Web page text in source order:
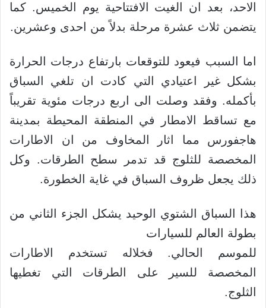
الاحد، بعد ان الغيت الافتتاحية يوم الخميس. كما
يتضمن ثلاث عشرة مرحلة بدلاً من احدى وعشرين.
اما السبب فيعود للتوقعات بارتفاع درجات الحرارة
بشكل غير اعتيادي التي كادت ان تلغي السباق
بأكمله. وفقد وصلت الى اربع درجات مئوية تقريباً
مع تساقط الامطار في المنطقة المحيطة بمدينة
هاجفورس مما اثار المخاوف من ان الاطارات
المخصصة للثلوج قد تدمر سطح الطرقات. وكل
ذلك يجعل ظروف السباق في غاية الخطورة.
هذا السباق الشتوي الوحيد يشكل الجزء الثاني من
بطولة العالم للسيارات
للموسم الحالي. فخلاله تستخدم الاطارات
المخصصة للسير على الطرقات التي تغطيها
الثلوج.